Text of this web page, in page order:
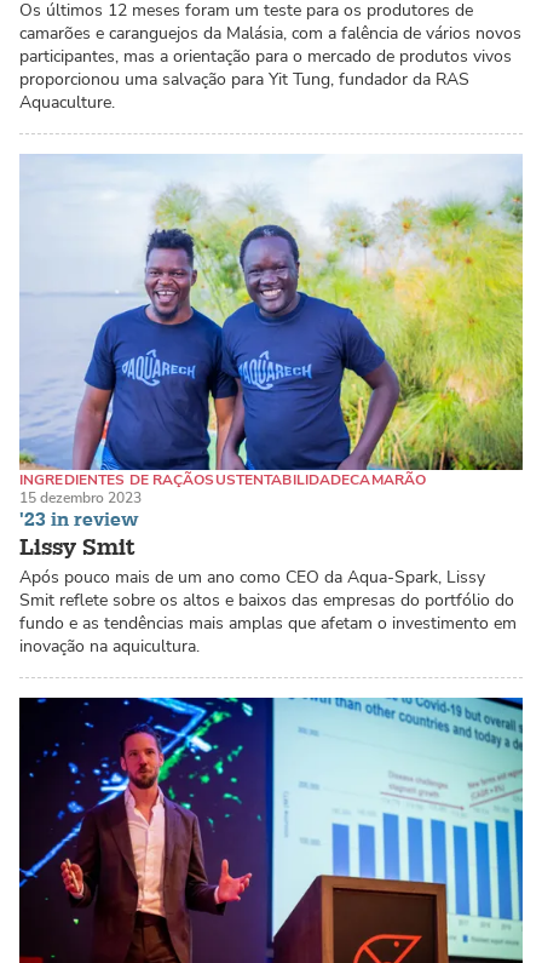
Os últimos 12 meses foram um teste para os produtores de
camarões e caranguejos da Malásia, com a falência de vários novos
participantes, mas a orientação para o mercado de produtos vivos
proporcionou uma salvação para Yit Tung, fundador da RAS
Aquaculture.
'23 in review
Lissy Smit
INGREDIENTES DE RAÇÃOSUSTENTABILIDADECAMARÃO
15 dezembro 2023
Após pouco mais de um ano como CEO da Aqua-Spark, Lissy
Smit reflete sobre os altos e baixos das empresas do portfólio do
fundo e as tendências mais amplas que afetam o investimento em
inovação na aquicultura.